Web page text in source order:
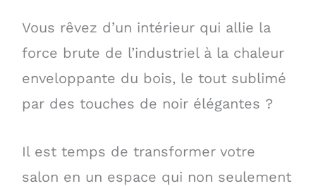
Vous rêvez d’un intérieur qui allie la
force brute de l’industriel à la chaleur
enveloppante du bois, le tout sublimé
par des touches de noir élégantes ?
Il est temps de transformer votre
salon en un espace qui non seulement